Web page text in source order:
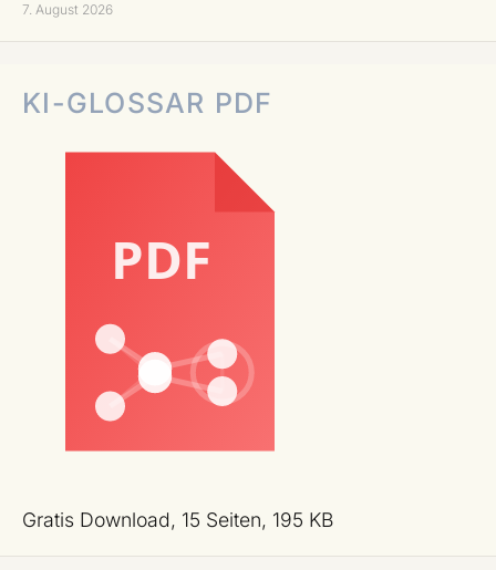
7. August 2026
KI-GLOSSAR PDF
Gratis Download, 15 Seiten, 195 KB